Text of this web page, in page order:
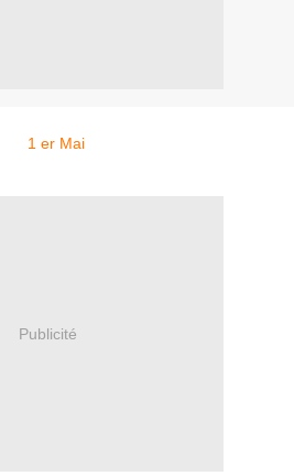
Publicité